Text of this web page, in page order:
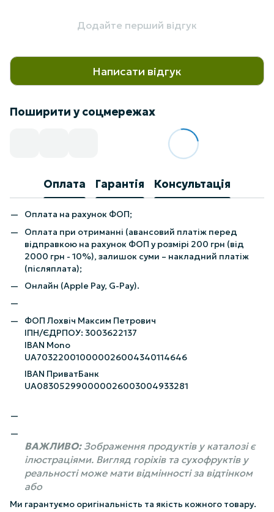
Додайте перший відгук
Написати відгук
Поширити у соцмережах
Оплата Гарантія Консультація
Оплата на рахунок ФОП;
Оплата при отриманні (авансовий платіж перед
відправкою на рахунок ФОП у розмірі 200 грн (від
2000 грн - 10%), залишок суми – накладний платіж
(післяплата);
Онлайн (Apple Pay, G-Pay).
ФОП Лохвіч Максим Петрович
ІПН/ЄДРПОУ: 3003622137
IBAN Mono
UA703220010000026004340114646
IBAN ПриватБанк
UA083052990000026003004933281
ВАЖЛИВО:Зображення продуктів у каталозі є
ілюстраціями. Вигляд горіхів та сухофруктів у
реальності може мати відмінності за відтінком
або
Ми гарантуємо оригінальність та якість кожного товару.